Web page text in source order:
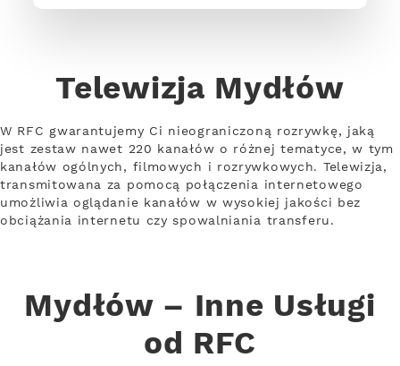
Telewizja Mydłów
W RFC gwarantujemy Ci nieograniczoną rozrywkę, jaką
jest zestaw nawet 220 kanałów o różnej tematyce, w tym
kanałów ogólnych, filmowych i rozrywkowych. Telewizja,
transmitowana za pomocą połączenia internetowego
umożliwia oglądanie kanałów w wysokiej jakości bez
obciążania internetu czy spowalniania transferu.
Mydłów – Inne Usługi
od RFC